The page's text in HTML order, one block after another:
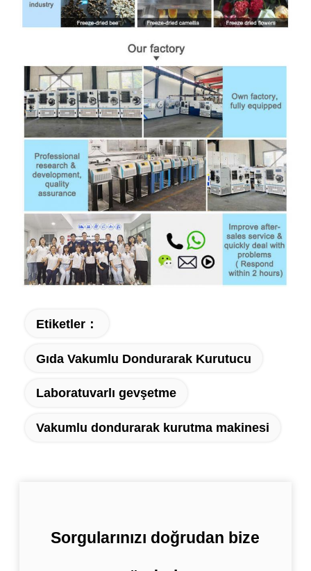
Etiketler：
Gıda Vakumlu Dondurarak Kurutucu
Laboratuvarlı gevşetme
Vakumlu dondurarak kurutma makinesi
Sorgularınızı doğrudan bize